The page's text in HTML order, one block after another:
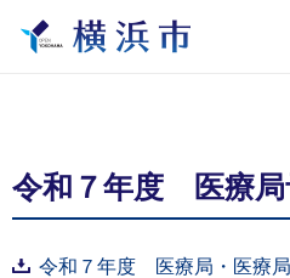
令和７年度 医療局
令和７年度 医療局・医療